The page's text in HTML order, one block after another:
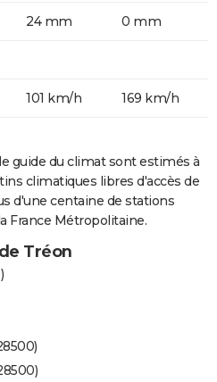
24 mm 0 mm
101 km/h 169 km/h
guide du climat sont estimés à
climatiques libres d'accès de
d'une centaine de stations
France Métropolitaine.
Tréon